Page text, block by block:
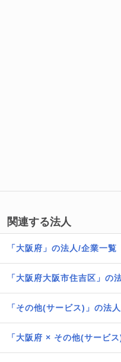
関連する法人
「大阪府」の法人/企業一覧
「大阪府大阪市住吉区」の
「その他(サービス)」の法
「大阪府 × その他(サービ